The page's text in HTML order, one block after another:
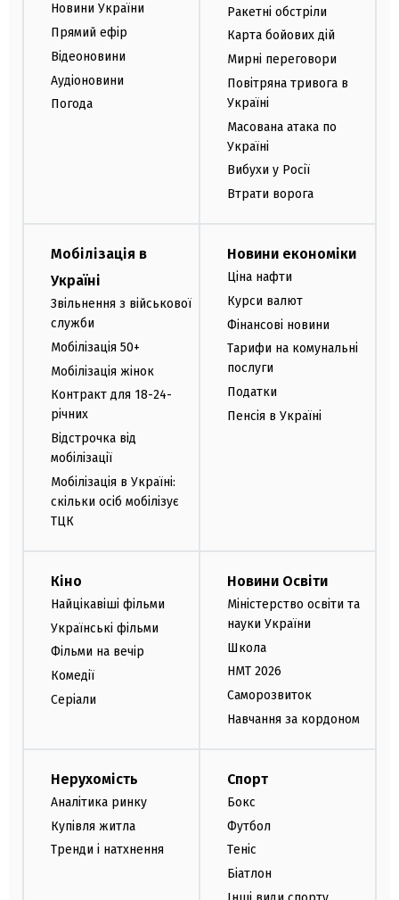
Новини України
Прямий ефір
Відеоновини
Аудіоновини
Погода
Ракетні обстріли
Карта бойових дій
Мирні переговори
Повітряна тривога в
Україні
Масована атака по
Україні
Вибухи у Росії
Втрати ворога
Мобілізація в
Україні
Звільнення з військової
служби
Мобілізація 50+
Мобілізація жінок
Контракт для 18-24-
річних
Відстрочка від
мобілізації
Мобілізація в Україні:
скільки осіб мобілізує
ТЦК
Новини економіки
Ціна нафти
Курси валют
Фінансові новини
Тарифи на комунальні
послуги
Податки
Пенсія в Україні
Кіно
Найцікавіші фільми
Українські фільми
Фільми на вечір
Комедії
Серіали
Новини Освіти
Міністерство освіти та
науки України
Школа
НМТ 2026
Саморозвиток
Навчання за кордоном
Нерухомість
Аналітика ринку
Купівля житла
Тренди і натхнення
Спорт
Бокс
Футбол
Теніс
Біатлон